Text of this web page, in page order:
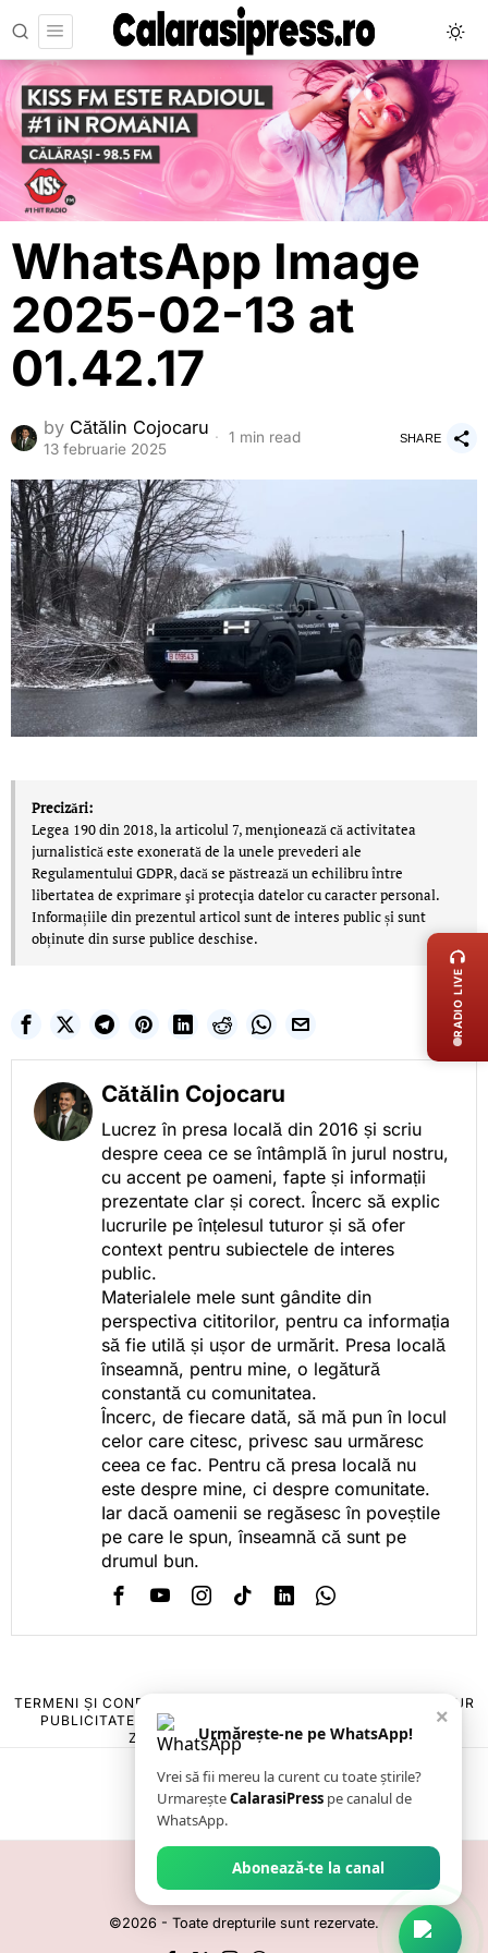
WhatsApp Image
2025-02-13 at
01.42.17
by Cătălin Cojocaru
13 februarie 2025
1 min read SHARE
Precizări:
Legea 190 din 2018, la articolul 7, menţionează că activitatea
jurnalistică este exonerată de la unele prevederi ale
Regulamentului GDPR, dacă se păstrează un echilibru între
libertatea de exprimare şi protecţia datelor cu caracter personal.
Informațiile din prezentul articol sunt de interes public și sunt
obținute din surse publice deschise.
Cătălin Cojocaru
Lucrez în presa locală din 2016 și scriu
despre ceea ce se întâmplă în jurul nostru,
cu accent pe oameni, fapte și informații
prezentate clar și corect. Încerc să explic
lucrurile pe înțelesul tuturor și să ofer
context pentru subiectele de interes
public.
Materialele mele sunt gândite din
perspectiva cititorilor, pentru ca informația
să fie utilă și ușor de urmărit. Presa locală
înseamnă, pentru mine, o legătură
constantă cu comunitatea.
Încerc, de fiecare dată, să mă pun în locul
celor care citesc, privesc sau urmăresc
ceea ce fac. Pentru că presa locală nu
este despre mine, ci despre comunitate.
Iar dacă oamenii se regăsesc în poveștile
pe care le spun, înseamnă că sunt pe
drumul bun.
TERMENI ȘI CONDIȚII
POLITICA DE ANULARE & RETUR
PUBLICITATE ONLINE & TIPĂRITĂ
CONTACT
ZIARUL ANUNȚUL CĂLĂRĂȘEAN
©2026 - Toate drepturile sunt rezervate.
×
Urmărește-ne pe WhatsApp!
Vrei să fii mereu la curent cu toate știrile?
UrmareșteCalarasiPress pe canalul de
WhatsApp.
Abonează-te la canal
RADIO LIVE